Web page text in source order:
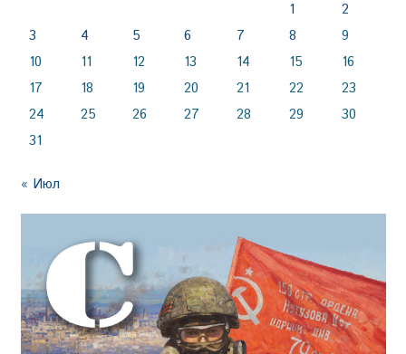
1
2
3
4 5 6 7 8
9
10
11 12 13 14 15
16
17
18 19 20 21 22
23
24
25 26 27 28 29
30
31
« Июл